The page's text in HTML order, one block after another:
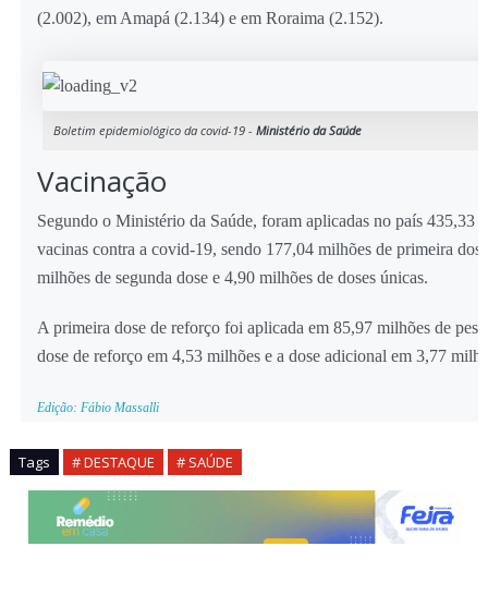
(2.002), em Amapá (2.134) e em Roraima (2.152).
Boletim epidemiológico da covid-19 - Ministério da Saúde
Vacinação
Segundo o Ministério da Saúde, foram aplicadas no país 435,33
vacinas contra a covid-19, sendo 177,04 milhões de primeira
milhões de segunda dose e 4,90 milhões de doses únicas.
A primeira dose de reforço foi aplicada em 85,97 milhões de
dose de reforço em 4,53 milhões e a dose adicional em 3,77
Edição: Fábio Massalli
Tags # DESTAQUE # SAÚDE